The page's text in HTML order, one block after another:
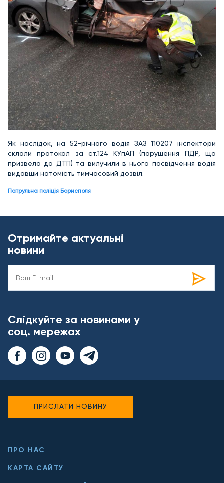
Як наслідок, на 52-річного водія ЗАЗ 110207 інспектори
склали протокол за ст.124 КУпАП (порушення ПДР, що
призвело до ДТП) та вилучили в нього посвідчення водія
видавши натомість тимчасовий дозвіл.
Патрульна поліція Борисполя
Отримайте актуальні
новини
Слідкуйте за новинами у
соц. мережах
ПРО НАС
КАРТА САЙТУ
ПРИСЛАТИ НОВИНУ